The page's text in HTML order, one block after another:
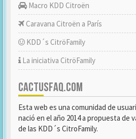
Macro KDD Citroën
Caravana Citroën a París
KDD´s CitröFamily
La iniciativa CitröFamily
CACTUSFAQ.COM
Esta web es una comunidad de
nació en el año 2014 a propuesta de
de las KDD´s CitroFamily.